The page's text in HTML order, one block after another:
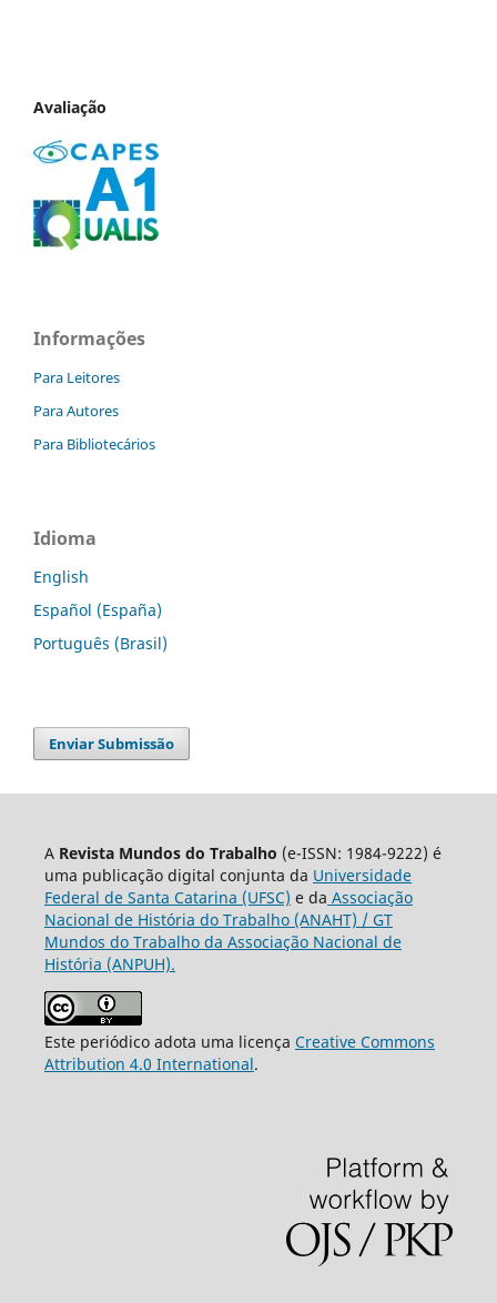
Avaliação
Informações
Para Leitores
Para Autores
Para Bibliotecários
Idioma
English
Español (España)
Português (Brasil)
Enviar Submissão
A Revista Mundos do Trabalho (e-ISSN: 1984-9222) é
uma publicação digital conjunta da Universidade
Federal de Santa Catarina (UFSC) e da Associação
Nacional de História do Trabalho (ANAHT) / GT
Mundos do Trabalho da Associação Nacional de
História (ANPUH).
Este periódico adota uma licença Creative Commons
Attribution 4.0 International.